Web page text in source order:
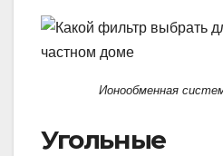
Ионообменная
Угольные